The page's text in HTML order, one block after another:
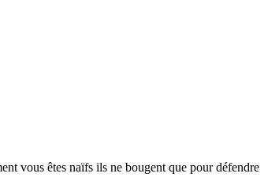
vous êtes naïfs ils ne bougent que pour défendre